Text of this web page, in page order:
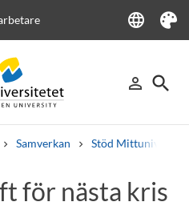
language
Language
Tema
person_outline
Logga in
search
Sök
Samverkan Stöd
för nästa kris